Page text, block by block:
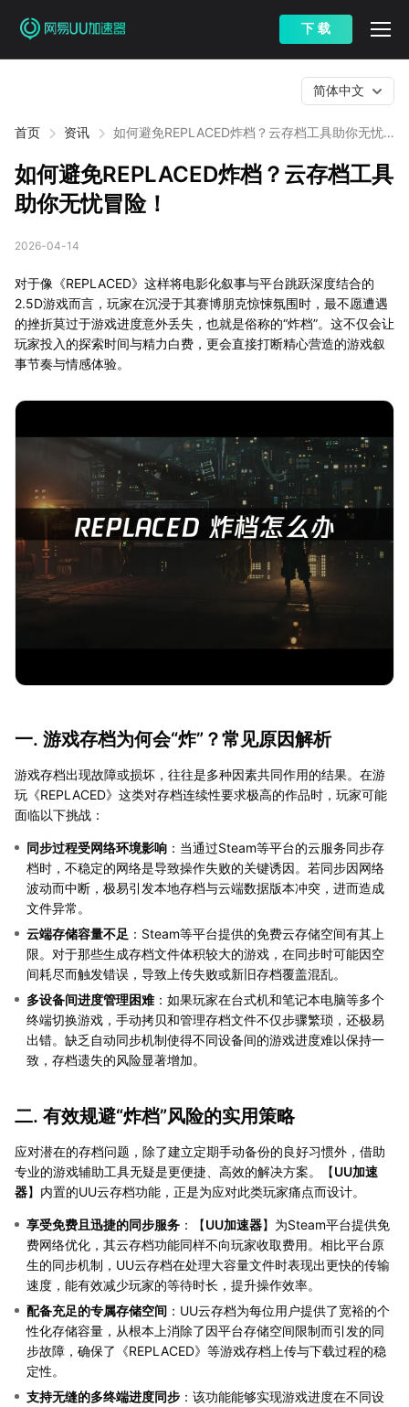
下 载
首页 资讯
如何避免REPLACED炸档？云存档工具助你无忧
简体中文
如何避免REPLACED炸档？云存档工具
助你无忧冒险！
2026-04-14
对于像《REPLACED》这样将电影化叙事与平台跳跃深度结合的
2.5D游戏而言，玩家在沉浸于其赛博朋克惊悚氛围时，最不愿遭遇
的挫折莫过于游戏进度意外丢失，也就是俗称的“炸档”。这不仅会让
玩家投入的探索时间与精力白费，更会直接打断精心营造的游戏叙
事节奏与情感体验。
一. 游戏存档为何会“炸”？常见原因解析
游戏存档出现故障或损坏，往往是多种因素共同作用的结果。在游
玩《REPLACED》这类对存档连续性要求极高的作品时，玩家可能
面临以下挑战：
同步过程受网络环境影响 ：当通过Steam等平台的云服务同步存
档时，不稳定的网络是导致操作失败的关键诱因。若同步因网络
波动而中断，极易引发本地存档与云端数据版本冲突，进而造成
文件异常。
云端存储容量不足 ：Steam等平台提供的免费云存储空间有其上
限。对于那些生成存档文件体积较大的游戏，在同步时可能因空
间耗尽而触发错误，导致上传失败或新旧存档覆盖混乱。
多设备间进度管理困难：如果玩家在台式机和笔记本电脑等多个
终端切换游戏，手动拷贝和管理存档文件不仅步骤繁琐，还极易
出错。缺乏自动同步机制使得不同设备间的游戏进度难以保持一
致，存档遗失的风险显著增加。
二. 有效规避“炸档”风险的实用策略
应对潜在的存档问题，除了建立定期手动备份的良好习惯外，借助
专业的游戏辅助工具无疑是更便捷、高效的解决方案。【UU加速
器】内置的UU云存档功能，正是为应对此类玩家痛点而设计。
享受免费且迅捷的同步服务 ：【UU加速器】为Steam平台提供免
费网络优化，其云存档功能同样不向玩家收取费用。相比平台原
生的同步机制，UU云存档在处理大容量文件时表现出更快的传输
速度，能有效减少玩家的等待时长，提升操作效率。
配备充足的专属存储空间 ：UU云存档为每位用户提供了宽裕的个
性化存储容量，从根本上消除了因平台存储空间限制而引发的同
步故障，确保了《REPLACED》等游戏存档上传与下载过程的稳
定性。
支持无缝的多终端进度同步 ：该功能能够实现游戏进度在不同设